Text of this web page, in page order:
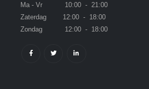
Ma - Vr 10:00 - 21:00
Zaterdag 12:00 - 18:00
Zondag 12:00 - 18:00